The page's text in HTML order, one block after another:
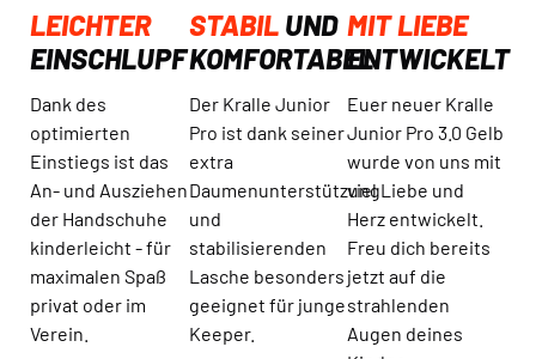
LEICHTER
EINSCHLUPF
Dank des
optimierten
Einstiegs ist das
An- und Ausziehen
der Handschuhe
kinderleicht - für
maximalen Spaß
privat oder im
Verein.
STABILUND
KOMFORTABEL
Der Kralle Junior
Pro ist dank seiner
extra
Daumenunterstützung
und
stabilisierenden
Lasche besonders
geeignet für junge
Keeper.
MIT LIEBE
ENTWICKELT
Euer neuer Kralle
Junior Pro 3.0 Gelb
wurde von uns mit
viel Liebe und
Herz entwickelt.
Freu dich bereits
jetzt auf die
strahlenden
Augen deines